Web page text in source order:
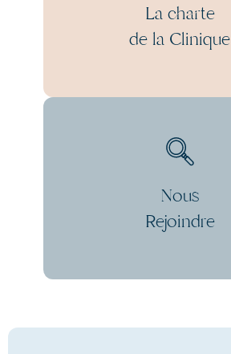
La charte
de la Clinique
Nous
Rejoindre